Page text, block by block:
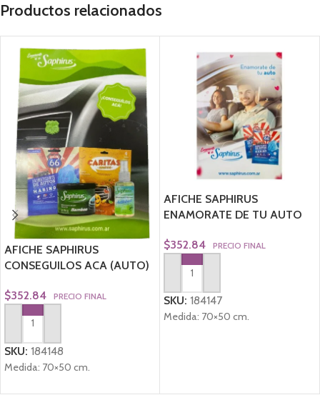
Productos relacionados
AFICHE SAPHIRUS
CONSEGUILOS ACA (AUTO)
$352.84 PRECIO FINAL
AGREGAR AL CARRITO
SKU: 184148
Medida: 70×50 cm.
AFICHE SAPHIRUS
ENAMORATE DE TU AUTO
$352.84 PRECIO FINAL
AGREGAR AL CARRITO
SKU: 184147
Medida: 70×50 cm.